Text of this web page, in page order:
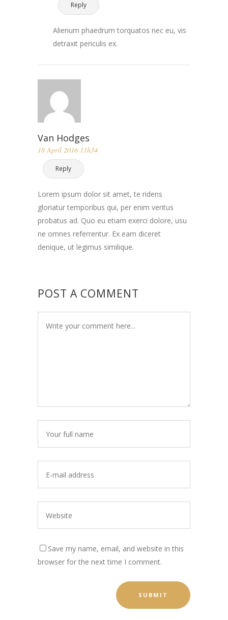
Reply
Alienum phaedrum torquatos nec eu, vis
detraxit periculis ex.
Van Hodges
18 April 2016 11h34
Reply
Lorem ipsum dolor sit amet, te ridens
gloriatur temporibus qui, per enim veritus
probatus ad. Quo eu etiam exerci dolore, usu
ne omnes referrentur. Ex eam diceret
denique, ut legimus similique.
POST A COMMENT
Save my name, email, and website in this
browser for the next time I comment.